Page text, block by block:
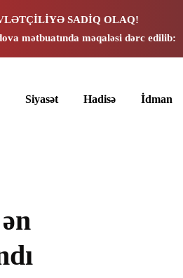
SADİQ OLAQ!
mətbuatında məqaləsi dərc edilib:
Siyasət Hadisə İdman